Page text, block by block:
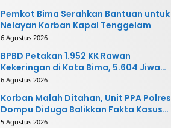
Pemkot Bima Serahkan Bantuan untuk
Nelayan Korban Kapal Tenggelam
6 Agustus 2026
BPBD Petakan 1.952 KK Rawan
Kekeringan di Kota Bima, 5.604 Jiwa
Berpotensi Terdampak
6 Agustus 2026
Korban Malah Ditahan, Unit PPA Polres
Dompu Diduga Balikkan Fakta Kasus
Penganiayaan
5 Agustus 2026